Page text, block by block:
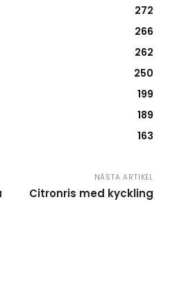
272
266
262
250
199
189
163
NÄSTA ARTIKEL
Citronris med kyckling